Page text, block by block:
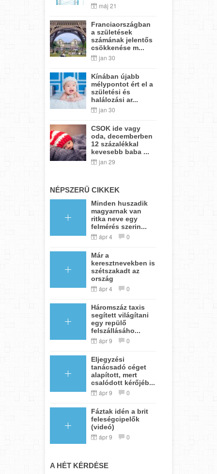
máj 21
Franciaországban
a születések
számának jelentős
csökkenése m...
jan 30
Kínában újabb
mélypontot ért el a
születési és
halálozási ar...
jan 30
CSOK ide vagy
oda, decemberben
12 százalékkal
kevesebb baba ...
jan 29
NÉPSZERŰ CIKKEK
Minden huszadik
magyarnak van
ritka neve egy
felmérés szerin...
ápr 4 0
Már a
keresztnevekben is
szétszakadt az
ország
ápr 4 0
Háromszáz taxis
segített világítani
egy repülő
felszállásáho...
ápr 9 0
Eljegyzési
tanácsadó céget
alapított, mert
csalódott kérőjéb...
ápr 9 0
Fáztak idén a brit
feleségcipelők
(videó)
ápr 9 0
A HÉT KÉRDÉSE